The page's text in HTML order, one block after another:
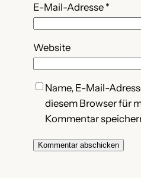
E-Mail-Adresse *
Website
Name, E-Mail-
diesem Browser für
Kommentar